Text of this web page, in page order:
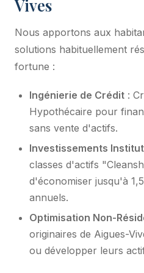
Vives
Nous apportons aux
solutions habituellement
fortune :
Ingénierie de Crédit :
Hypothécaire pour
sans vente d'actifs.
Investissements
classes d'actifs
d'économiser jusqu'à
annuels.
Optimisation Non-
originaires de Aigues-
ou développer leurs